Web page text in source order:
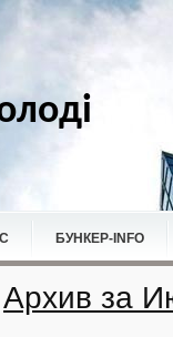
БУНКЕР-ІNFO
Архив за